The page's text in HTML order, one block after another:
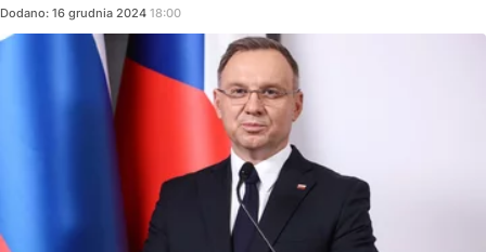
Dodano: 16 grudnia 2024 18:00